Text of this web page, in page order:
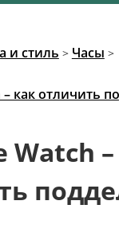
и стиль > Часы >
как отличить
Watch